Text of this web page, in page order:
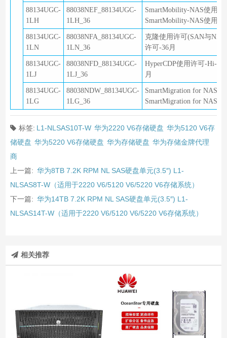
88134UGC-
1LH
88038NEF_88134UGC-
1LH_36
SmartMobility-NAS使用许
SmartMobility-NAS使用许
88134UGC-
1LN
88038NFA_88134UGC-
1LN_36
克隆使用许可(SAN与NAS
许可-36月
88134UGC-
1LJ
88038NFD_88134UGC-
1LJ_36
HyperCDP使用许可-Hi-
月
88134UGC-
1LG
88038NDW_88134UGC-
1LG_36
SmartMigration for NAS使
SmartMigration for NAS使
标签: L1-NLSAS10T-W 华为2220 V6存储硬盘 华为5120 V6存
储硬盘 华为5220 V6存储硬盘 华为存储硬盘 华为存储金牌代理
商
上一篇: 华为8TB 7.2K RPM NL SAS硬盘单元(3.5″) L1-
NLSAS8T-W（适用于2220 V6/5120 V6/5220 V6存储系统）
下一篇: 华为14TB 7.2K RPM NL SAS硬盘单元(3.5″) L1-
NLSAS14T-W（适用于2220 V6/5120 V6/5220 V6存储系统）
相关推荐